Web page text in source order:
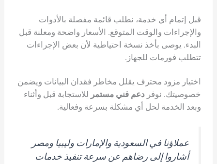
قبل إتمام أي خدمة، نطلب قائمة مفصلة بالأدوات
والإجراءات والوقت المتوقع. الأسعار واضحة ومعلنة قبل
البدء. يوصى بأخذ نسخة احتياطية لأن بعض الإجراءات
تتطلب فورمات للجهاز.
اختيار مزود محترف يقلل مخاطر فقدان البيانات ويضمن
خصوصيتك. نوفردعم فني مستمر للاستجابة قبل وأثناء
وبعد الخدمة لحل أي مشكلة بسرعة وفعالية.
عملاؤنا في السعودية والإمارات وليبيا ومصر
أشاروا إلى رضاهم عن سرعة تنفيذ خدمات